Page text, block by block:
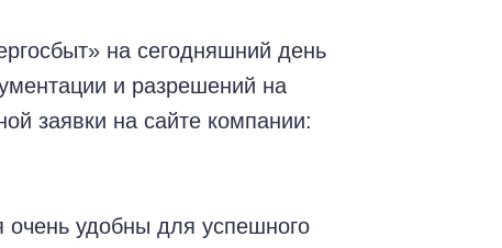
на сегодняшний день
и разрешений на
заявки на сайте компании:
очень удобны для успешного